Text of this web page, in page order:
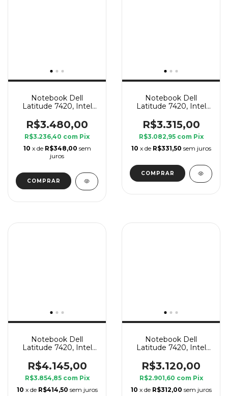
Notebook Dell
Latitude 7420, Intel
8 GB Ram, SSD 240
GB
R$3.480,00
R$3.236,40 com Pix
10 x de R$348,00 sem
juros
Notebook Dell
Latitude 7420, Intel
8 GB Ram, SSD 240
GB
R$3.315,00
R$3.082,95 com Pix
10 x de R$331,50 sem juros
Notebook Dell
Latitude 7420, Intel
8 GB Ram, SSD 240
GB
R$4.145,00
R$3.854,85 com Pix
10 x de R$414,50 sem juros
Notebook Dell
Latitude 7420, Intel
8 GB Ram, SSD 240
GB
R$3.120,00
R$2.901,60 com Pix
10 x de R$312,00 sem juros